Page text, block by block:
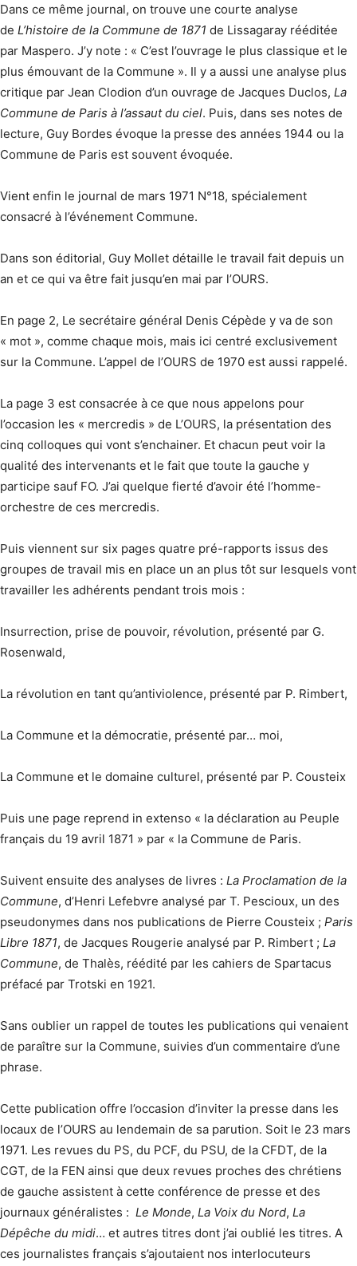
Dans ce même journal, on trouve une courte analyse
de L’histoire de la Commune de 1871 de Lissagaray rééditée
par Maspero. J’y note : « C’est l’ouvrage le plus classique et le
plus émouvant de la Commune ». Il y a aussi une analyse plus
critique par Jean Clodion d’un ouvrage de Jacques Duclos, La
Commune de Paris à l’assaut du ciel. Puis, dans ses notes de
lecture, Guy Bordes évoque la presse des années 1944 ou la
Commune de Paris est souvent évoquée.
Vient enfin le journal de mars 1971 N°18, spécialement
consacré à l’événement Commune.
Dans son éditorial, Guy Mollet détaille le travail fait depuis un
an et ce qui va être fait jusqu’en mai par l’OURS.
En page 2, Le secrétaire général Denis Cépède y va de son
« mot », comme chaque mois, mais ici centré exclusivement
sur la Commune. L’appel de l’OURS de 1970 est aussi rappelé.
La page 3 est consacrée à ce que nous appelons pour
l’occasion les « mercredis » de L’OURS, la présentation des
cinq colloques qui vont s’enchainer. Et chacun peut voir la
qualité des intervenants et le fait que toute la gauche y
participe sauf FO. J’ai quelque fierté d’avoir été l’homme-
orchestre de ces mercredis.
Puis viennent sur six pages quatre pré-rapports issus des
groupes de travail mis en place un an plus tôt sur lesquels vont
travailler les adhérents pendant trois mois :
Insurrection, prise de pouvoir, révolution, présenté par G.
Rosenwald,
La révolution en tant qu’antiviolence, présenté par P. Rimbert,
La Commune et la démocratie, présenté par… moi,
La Commune et le domaine culturel, présenté par P. Cousteix
Puis une page reprend in extenso « la déclaration au Peuple
français du 19 avril 1871 » par « la Commune de Paris.
Suivent ensuite des analyses de livres : La Proclamation de la
Commune, d’Henri Lefebvre analysé par T. Pescioux, un des
pseudonymes dans nos publications de Pierre Cousteix ; Paris
Libre 1871, de Jacques Rougerie analysé par P. Rimbert ; La
Commune, de Thalès, réédité par les cahiers de Spartacus
préfacé par Trotski en 1921.
Sans oublier un rappel de toutes les publications qui venaient
de paraître sur la Commune, suivies d’un commentaire d’une
phrase.
Cette publication offre l’occasion d’inviter la presse dans les
locaux de l’OURS au lendemain de sa parution. Soit le 23 mars
1971. Les revues du PS, du PCF, du PSU, de la CFDT, de la
CGT, de la FEN ainsi que deux revues proches des chrétiens
de gauche assistent à cette conférence de presse et des
journaux généralistes : Le Monde, La Voix du Nord, La
Dépêche du midi… et autres titres dont j’ai oublié les titres. A
ces journalistes français s’ajoutaient nos interlocuteurs